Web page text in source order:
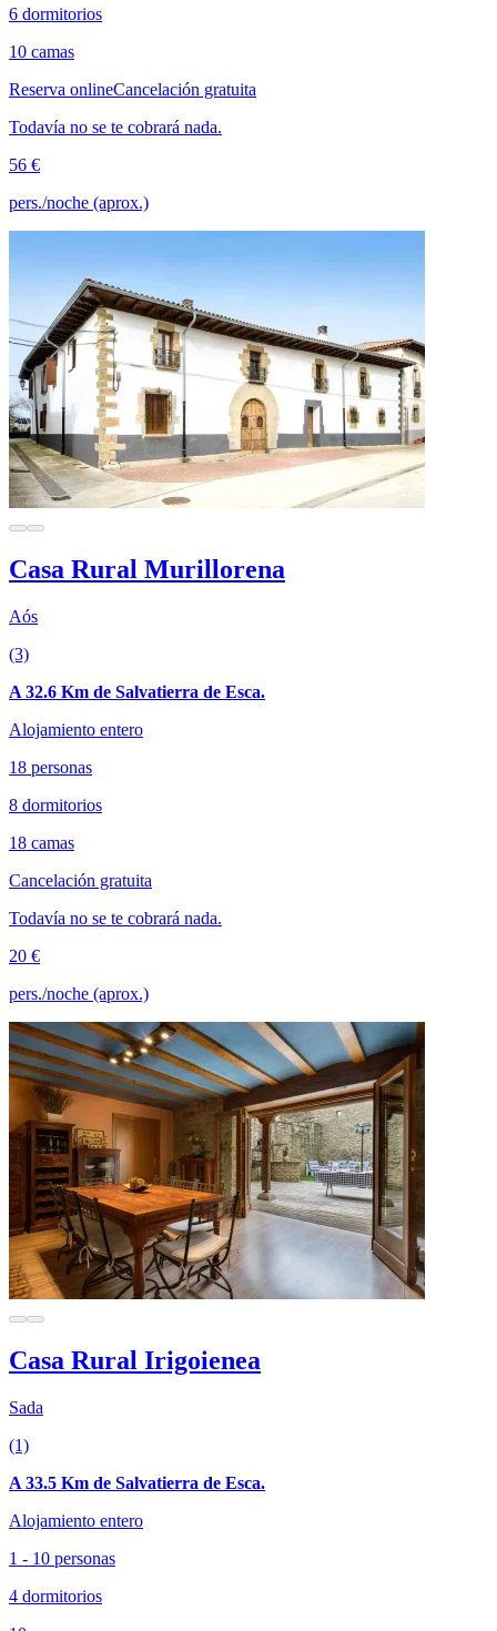
6 dormitorios
10 camas
Reserva onlineCancelación gratuita
Todavía no se te cobrará nada.
56 €
pers./noche (aprox.)
Casa Rural Murillorena
Aós
(3)
A 32.6 Km de Salvatierra de Esca.
Alojamiento entero
18 personas
8 dormitorios
18 camas
Cancelación gratuita
Todavía no se te cobrará nada.
20 €
pers./noche (aprox.)
Casa Rural Irigoienea
Sada
(1)
A 33.5 Km de Salvatierra de Esca.
Alojamiento entero
1 - 10 personas
4 dormitorios